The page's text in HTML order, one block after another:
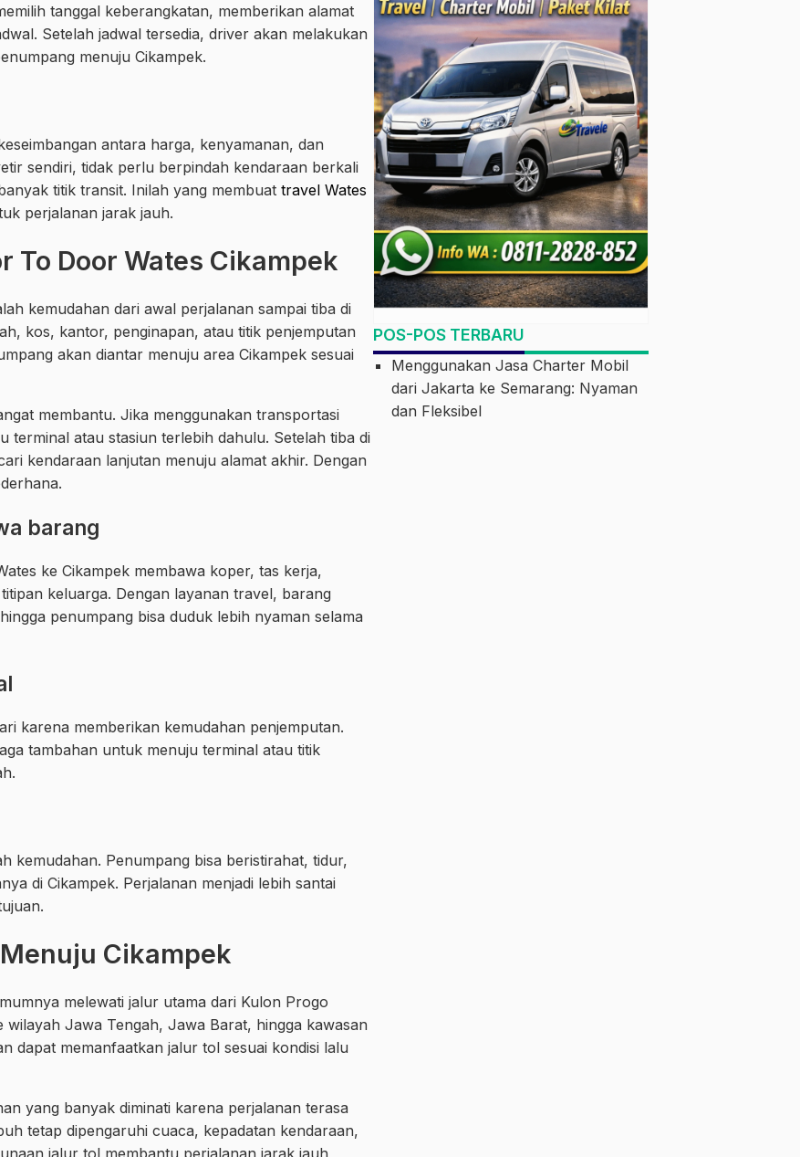
tanggal keberangkatan, memberikan alamat
Setelah jadwal tersedia, driver akan melakukan
menuju Cikampek.
antara harga, kenyamanan, dan
sendiri, tidak perlu berpindah kendaraan berkali
titik transit. Inilah yang membuat travel Wates
perjalanan jarak jauh.
To Door Wates Cikampek
kemudahan dari awal perjalanan sampai tiba di
kos, kantor, penginapan, atau titik penjemputan
akan diantar menuju area Cikampek sesuai
membantu. Jika menggunakan transportasi
terminal atau stasiun terlebih dahulu. Setelah tiba di
kendaraan lanjutan menuju alamat akhir. Dengan
barang
ke Cikampek membawa koper, tas kerja,
keluarga. Dengan layanan travel, barang
penumpang bisa duduk lebih nyaman selama
karena memberikan kemudahan penjemputan.
tambahan untuk menuju terminal atau titik
kemudahan. Penumpang bisa beristirahat, tidur,
di Cikampek. Perjalanan menjadi lebih santai
Cikampek
melewati jalur utama dari Kulon Progo
Jawa Tengah, Jawa Barat, hingga kawasan
dapat memanfaatkan jalur tol sesuai kondisi lalu
yang banyak diminati karena perjalanan terasa
tetap dipengaruhi cuaca, kepadatan kendaraan,
POS-POS TERBARU
Menggunakan Jasa Charter Mobil
dari Jakarta ke Semarang: Nyaman
dan Fleksibel